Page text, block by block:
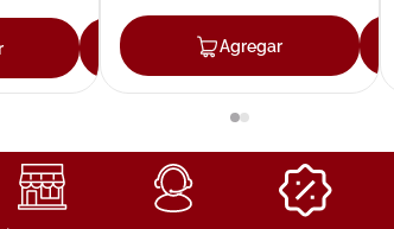
AgregarAgregar